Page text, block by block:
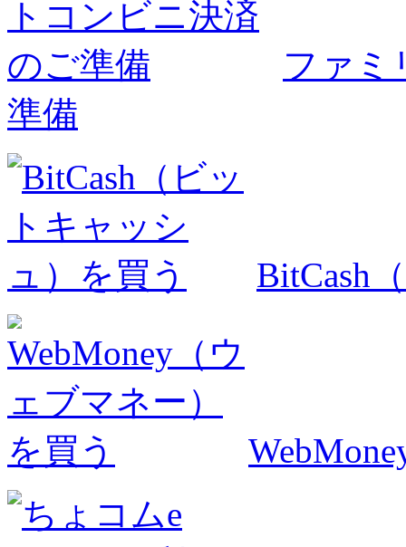
ファミ
準備
BitCash